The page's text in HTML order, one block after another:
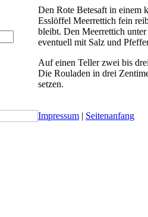
Den Rote Betesaft in einem
Esslöffel Meerrettich fein
bleibt. Den Meerrettich
eventuell mit Salz und
Auf einen Teller zwei bis
Die Rouladen in drei
setzen.
Impressum | Seitenanfang